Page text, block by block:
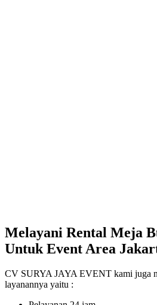
Melayani Rental Meja
Untuk Event Area
CV SURYA JAYA EVENT kami juga
layanannya yaitu :